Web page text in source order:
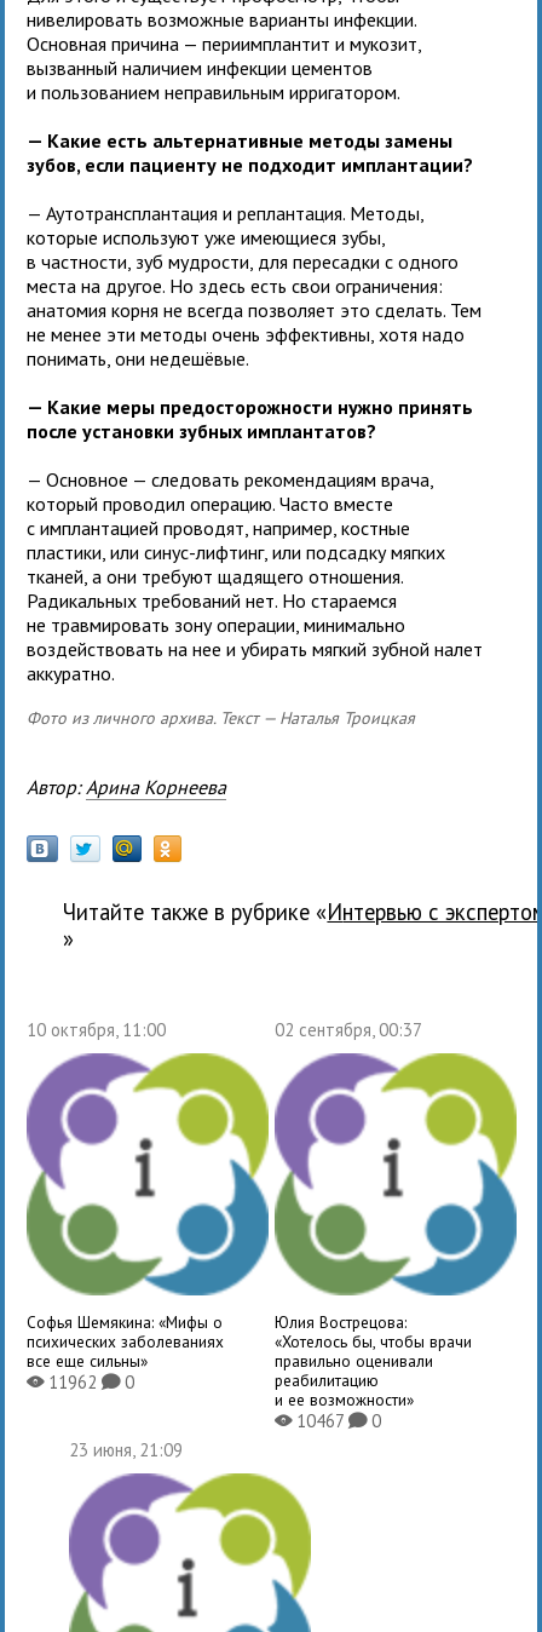
нивелировать возможные варианты инфекции.
Основная причина — периимплантит и мукозит,
вызванный наличием инфекции цементов
и пользованием неправильным ирригатором.
— Какие есть альтернативные методы замены
зубов, если пациенту не подходит имплантации?
— Аутотрансплантация и реплантация. Методы,
которые используют уже имеющиеся зубы,
в частности, зуб мудрости, для пересадки с одного
места на другое. Но здесь есть свои ограничения:
анатомия корня не всегда позволяет это сделать. Тем
не менее эти методы очень эффективны, хотя надо
понимать, они недешёвые.
— Какие меры предосторожности нужно принять
после установки зубных имплантатов?
— Основное — следовать рекомендациям врача,
который проводил операцию. Часто вместе
с имплантацией проводят, например, костные
пластики, или синус-лифтинг, или подсадку мягких
тканей, а они требуют щадящего отношения.
Радикальных требований нет. Но стараемся
не травмировать зону операции, минимально
воздействовать на нее и убирать мягкий зубной налет
аккуратно.
Фото из личного архива. Текст — Наталья Троицкая
Автор: Арина Корнеева
Читайте также в рубрике «
Интервью с
»
10 октября, 11:00
Софья Шемякина: «Мифы о
психических заболеваниях
все еще сильны»
X11962K0
02 сентября, 00:37
Юлия Вострецова:
«Хотелось бы, чтобы врачи
правильно оценивали
реабилитацию
и ее возможности»
X10467 K0
23 июня, 21:09